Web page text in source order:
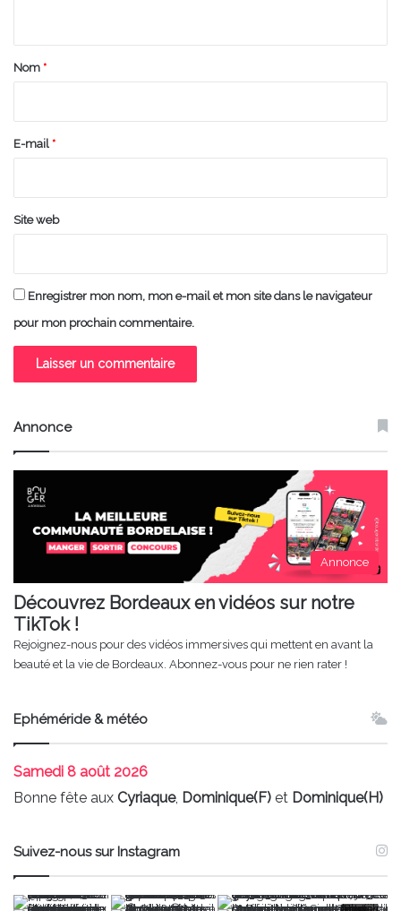
a
e
Nom *
E-mail *
Site web
Enregistrer mon nom, mon e-mail et mon site dans le navigateur
pour mon prochain commentaire.
Annonce
Annonce
Découvrez Bordeaux en vidéos sur notre
TikTok !
Rejoignez-nous pour des vidéos immersives qui mettent en avant la
beauté et la vie de Bordeaux. Abonnez-vous pour ne rien rater !
Ephéméride & météo
Samedi 8 août 2026
Bonne fête aux Cyriaque, Dominique(F) et Dominique(H)
Suivez-nous sur Instagram